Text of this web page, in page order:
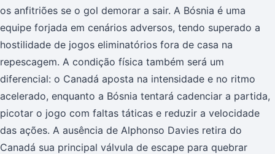
os anfitriões se o gol demorar a sair. A Bósnia é uma
equipe forjada em cenários adversos, tendo superado a
hostilidade de jogos eliminatórios fora de casa na
repescagem. A condição física também será um
diferencial: o Canadá aposta na intensidade e no ritmo
acelerado, enquanto a Bósnia tentará cadenciar a partida,
picotar o jogo com faltas táticas e reduzir a velocidade
das ações. A ausência de Alphonso Davies retira do
Canadá sua principal válvula de escape para quebrar